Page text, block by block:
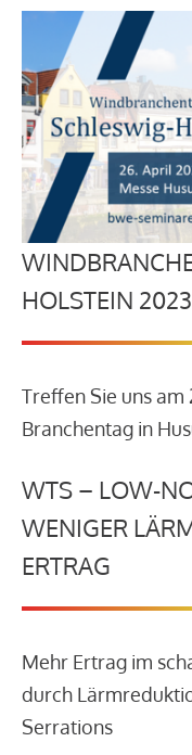
HOLSTEIN 2023
Treffen Sie uns
Branchentag in
WTS – LOW-
WENIGER
ERTRAG
Mehr Ertrag im
durch
Serrations